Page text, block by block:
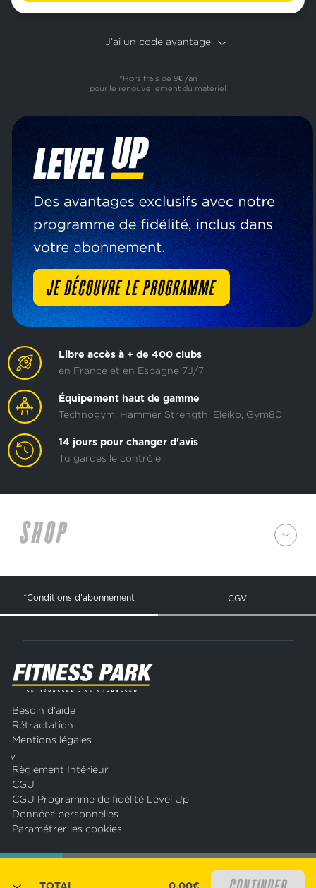
J’ai un code avantage
*Hors frais de 9€ /an
pour le renouvellement du matériel
Libre accès à + de 400 clubs
en France et en Espagne 7J/7
Équipement haut de gamme
Technogym, Hammer Strength, Eleiko, Gym80
14 jours pour changer d'avis
Tu gardes le contrôle
SHOP
*Conditions d’abonnement CGV
Besoin d'aide
Rétractation
Mentions légales
v
Règlement Intérieur
CGU
CGU Programme de fidélité Level Up
Données personnelles
Paramétrer les cookies